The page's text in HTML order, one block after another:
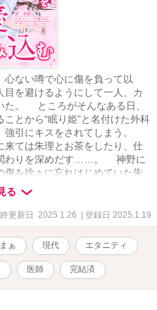
ない噂で心に傷を負って以
を避けるようにして一人、カ
た。 ところがそんなある日、
とから“眠り姫”と名付けた外科
強引にキスをされてしまう。
来ては朱理とお茶をしたり、仕
わりを深めだす……。 神野に
を徐々に忘れはじめていた朱
件が起きて――。 ※大人ドクタ
18シーン有 ※全話投稿予約済
版していた「眠りの森のドクタ
婚式を追加してます💕💕💕 ※イ
___NAGORI）様 デザイン：
様 にお願いいたしました🌟
る
終更新日 2025.1.26 | 登録日 2025.1.19
ぁ 現代 エタニティ
医師 完結済